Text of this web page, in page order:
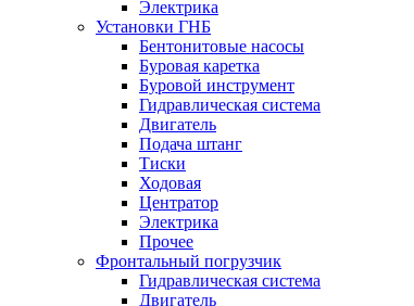
Электрика
Установки ГНБ
Бентонитовые насосы
Буровая каретка
Буровой инструмент
Гидравлическая система
Двигатель
Подача штанг
Тиски
Ходовая
Центратор
Электрика
Прочее
Фронтальный погрузчик
Гидравлическая система
Двигатель